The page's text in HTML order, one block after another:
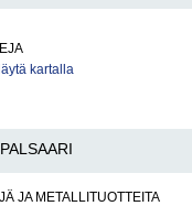
kartalla
JA METALLITUOTTEITA